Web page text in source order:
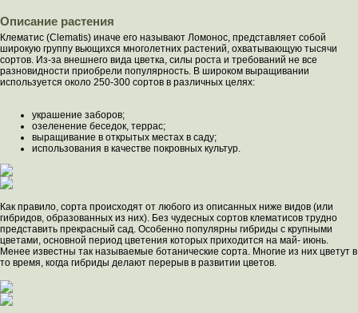
Описание растения
Клематис (Clematis) иначе его называют Ломонос, представляет собой
широкую группу вьющихся многолетних растений, охватывающую тысячи
сортов. Из-за внешнего вида цветка, силы роста и требований не все
разновидности приобрели популярность. В широком выращивании
используется около 250-300 сортов в различных целях:
украшение заборов;
озеленение беседок, террас;
выращивание в открытых местах в саду;
использования в качестве покровных культур.
Как правило, сорта происходят от любого из описанных ниже видов (или
гибридов, образованных из них). Без чудесных сортов клематисов трудно
представить прекрасный сад. Особенно популярны гибриды с крупными
цветами, основной период цветения которых приходится на май- июнь.
Менее известны так называемые ботанические сорта. Многие из них цветут в
то время, когда гибриды делают перерыв в развитии цветов.